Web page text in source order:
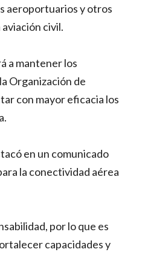
aeroportuarios y otros
civil.
a mantener los
Organización de
con mayor eficacia los
en un comunicado
la conectividad aérea
por lo que es
capacidades y